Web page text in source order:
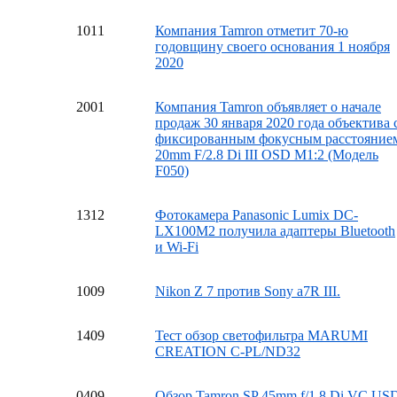
1011
Компания Tamron отметит 70-ю
годовщину своего основания 1 ноября
2020
2001
Компания Tamron объявляет о начале
продаж 30 января 2020 года объектива
фиксированным фокусным
20mm F/2.8 Di III OSD M1:2 (Модель
F050)
1312
Фотокамера Panasonic Lumix DC-
LX100M2 получила адаптеры Bluetooth
и Wi-Fi
1009 Nikon Z 7 против Sony a7R III.
1409
Тест обзор светофильтра MARUMI
CREATION C-PL/ND32